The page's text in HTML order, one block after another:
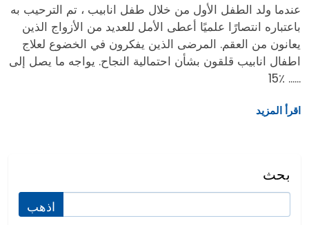
عندما ولد الطفل الأول من خلال طفل انابيب ، تم الترحيب به
باعتباره انتصارًا علميًا أعطى الأمل للعديد من الأزواج الذين
يعانون من العقم. المرضى الذين يفكرون في الخضوع لعلاج
اطفال انابيب قلقون بشأن احتمالية النجاح. يواجه ما يصل إلى
15٪ ......
اقرأ المزيد
بحث